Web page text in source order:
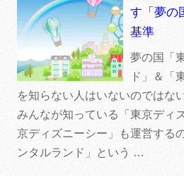
す「夢の
基準
夢の国「
ド」＆「
を知らない人はいないのではな
みんなが知っている「東京ディ
京ディズニーシー」も運営する
ンタルランド」という …